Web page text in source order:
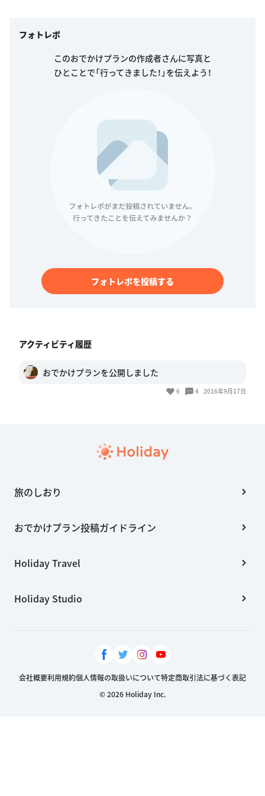
フォトレポ
このおでかけプランの作成者さんに写真と
ひとことで「行ってきました！」を伝えよう！
フォトレポを投稿する
アクティビティ履歴
おでかけプランを公開しました
6 4 2016年9月17日
旅のしおり
おでかけプラン投稿ガイドライン
Holiday Travel
Holiday Studio
会社概要利用規約個人情報の取扱いについて特定商取引法に基づく表記
© 2026 Holiday Inc.